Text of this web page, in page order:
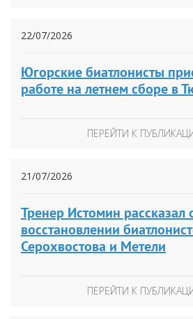
22/07/2026
Югорские биатлонисты
работе на летнем сборе в
ПЕРЕЙТИ К
21/07/2026
Тренер Истомин рассказал
восстановлении
Серохвостова и Метели
ПЕРЕЙТИ К